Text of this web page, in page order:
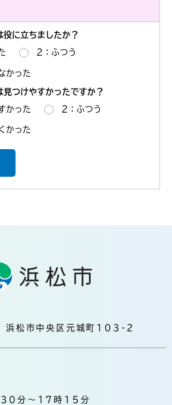
役に立ちましたか？
2：ふつう
かった
見つけやすかったですか？
かった 2：ふつう
かった
市中央区元城町103-2
30分～17時15分